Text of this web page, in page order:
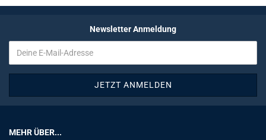
Newsletter Anmeldung
MEHR ÜBER...